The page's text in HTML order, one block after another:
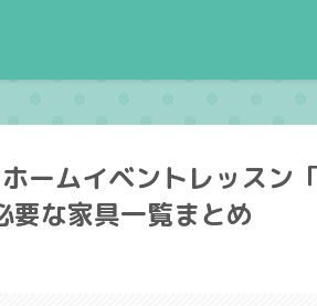
ームイベントレッスン
な家具一覧まとめ